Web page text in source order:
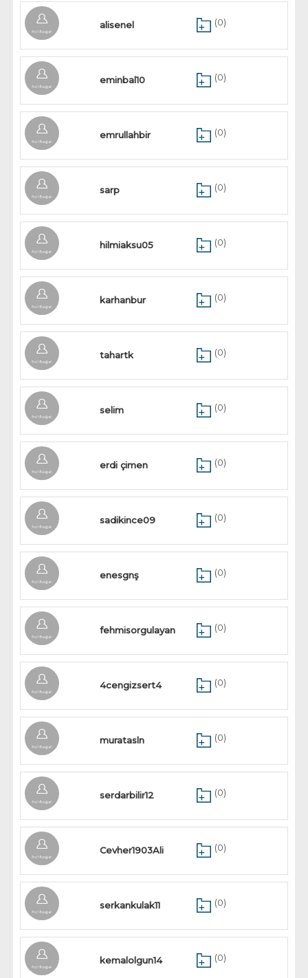
alisenel (0)
eminbal10 (0)
emrullahbir (0)
sarp (0)
hilmiaksu05 (0)
karhanbur (0)
tahartk (0)
selim (0)
erdi çimen (0)
sadikince09 (0)
enesgnş (0)
fehmisorgulayan (0)
4cengizsert4 (0)
muratasln (0)
serdarbilir12 (0)
Cevher1903Ali (0)
serkankulak11 (0)
kemalolgun14 (0)